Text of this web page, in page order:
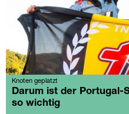
Knoten geplatzt
Darum ist der Portugal-
so wichtig